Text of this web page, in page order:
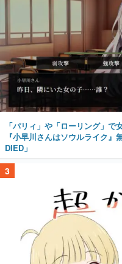
「パリィ」や「ローリング」で
『小早川さんはソウルライク』
DIED」
3